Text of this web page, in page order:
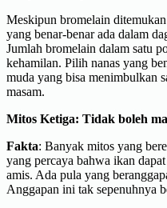
Meskipun bromelain
yang benar-benar ada dalam
Jumlah bromelain dalam satu
kehamilan. Pilih nanas yang
muda yang bisa menimbulkan
masam.
Mitos Ketiga: Tidak boleh
Fakta: Banyak mitos yang
yang percaya bahwa ikan
amis. Ada pula yang
Anggapan ini tak sepenuhnya